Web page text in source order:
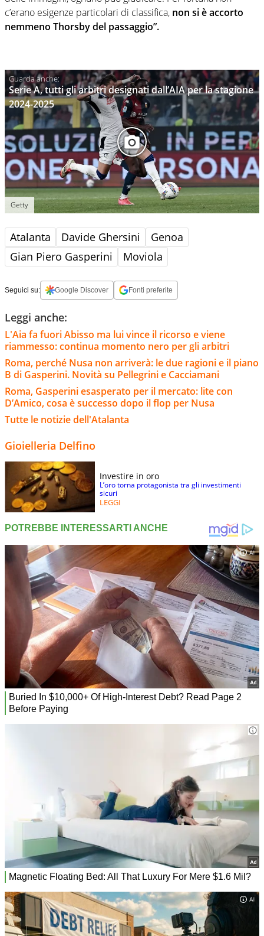
c’erano esigenze particolari di classifica, non si è accorto
nemmeno Thorsby del passaggio”.
Serie A, tutti gli arbitri designati dall’AIA per la stagione
2024-2025
Getty
Atalanta Davide Ghersini
Genoa
Gian Piero Gasperini
Moviola
Seguici su: Google Discover Fonti preferite
Leggi anche:
L'Aia fa fuori Abisso ma lui vince il ricorso e viene
riammesso: continua momento nero per gli arbitri
Roma, perché Nusa non arriverà: le due ragioni e il piano
B di Gasperini. Novità su Pellegrini e Cacciamani
Roma, Gasperini esasperato per il mercato: lite con
D’Amico, cosa è successo dopo il flop per Nusa
Tutte le notizie dell'Atalanta
Gioielleria Delfino
Investire in oro
L’oro torna protagonista tra gli investimenti
sicuri
LEGGI